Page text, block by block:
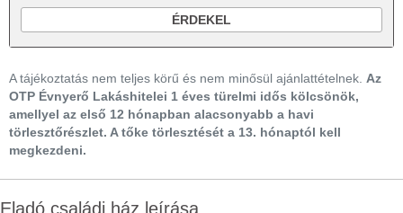
ÉRDEKEL
A tájékoztatás nem teljes körű és nem minősül ajánlattételnek. Az
OTP Évnyerő Lakáshitelei 1 éves türelmi idős kölcsönök,
amellyel az első 12 hónapban alacsonyabb a havi
törlesztőrészlet. A tőke törlesztését a 13. hónaptól kell
megkezdeni.
Eladó családi ház leírása